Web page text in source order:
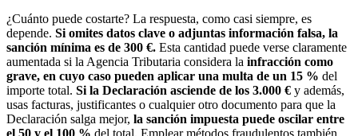
¿Cuánto puede costarte? La respuesta, como casi siempre, es
depende. Si omites datos clave o adjuntas información falsa, la
sanción mínima es de 300 €. Esta cantidad puede verse claramente
aumentada si la Agencia Tributaria considera la infracción como
grave, en cuyo caso pueden aplicar una multa de un 15 % del
importe total. Si la Declaración asciende de los 3.000 € y además,
usas facturas, justificantes o cualquier otro documento para que la
Declaración salga mejor, la sanción impuesta puede oscilar entre